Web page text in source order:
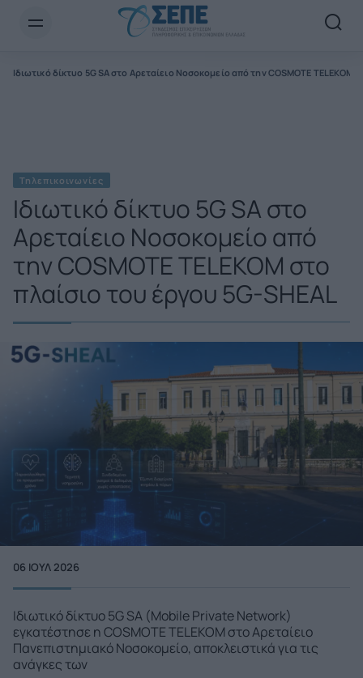
Ιδιωτικό δίκτυο 5G SA στο Αρεταίειο Νοσοκομείο από την COSMOTE TELEKOM
Τηλεπικοινωνίες
Ιδιωτικό δίκτυο 5G SA στο
Αρεταίειο Νοσοκομείο από
την COSMOTE TELEKOM στο
πλαίσιο του έργου 5G-SHEAL
06 ΙΟΥΛ 2026
Ιδιωτικό δίκτυο 5G SA (Mobile Private Network)
εγκατέστησε η COSMOTE TELEKOM στο Αρεταίειο
Πανεπιστημιακό Νοσοκομείο, αποκλειστικά για τις
ανάγκες των
Newsletter Email*